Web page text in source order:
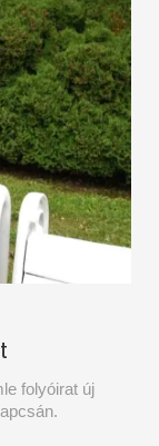
folyóirat új